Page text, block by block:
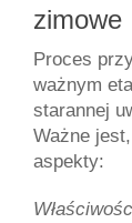
zimowe
Proces
ważnym
starannej
Ważne
aspekty: